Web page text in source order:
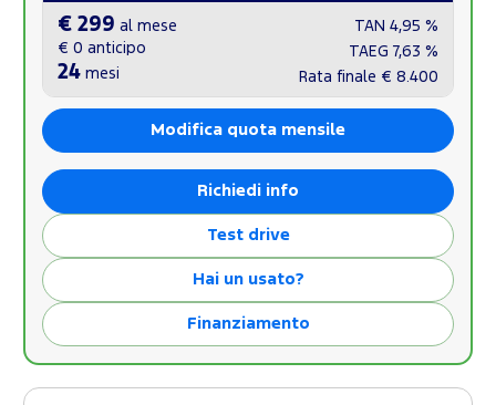
€ 299 al mese
€ 0 anticipo
24 mesi
TAN 4,95 %
TAEG 7,63 %
Rata finale € 8.400
Modifica quota mensile
Richiedi info
Test drive
Hai un usato?
Finanziamento